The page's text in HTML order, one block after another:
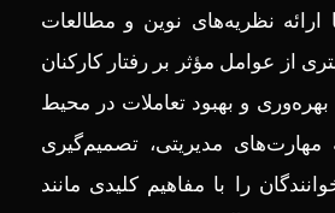
ارائه نظریه‌های نوین و مطالعات
از عوامل مؤثر بر رفتار کارکنان
بهره‌وری و بهبود تعاملات در محیط
مهارت‌های مدیریتی، تصمیم‌گیری
را با مفاهیم کلیدی مانند